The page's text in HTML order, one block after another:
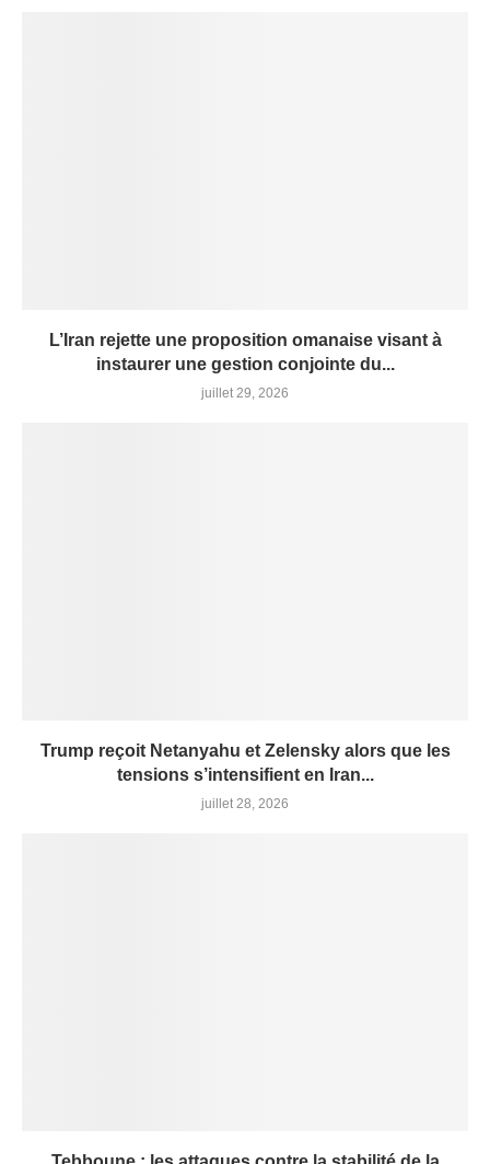
L’Iran rejette une proposition omanaise visant à
instaurer une gestion conjointe du...
juillet 29, 2026
Trump reçoit Netanyahu et Zelensky alors que les
tensions s’intensifient en Iran...
juillet 28, 2026